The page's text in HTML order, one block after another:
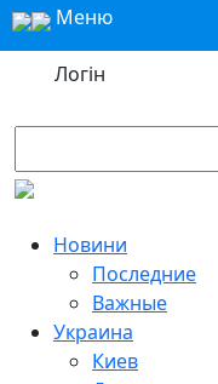
Меню
Логін
Новини
Последние
Важные
Украина
Киев